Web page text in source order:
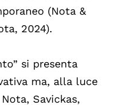
(Nota &
2024).
si presenta
ma, alla luce
Savickas,